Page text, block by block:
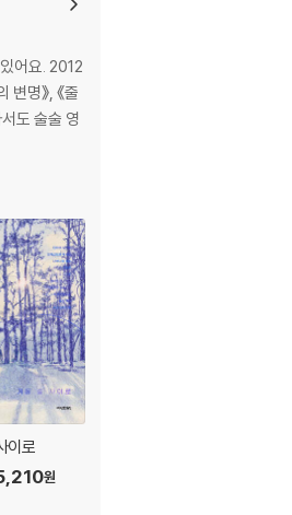
어요. 2012
명》, 《줄
서도 술술 영
이로
원